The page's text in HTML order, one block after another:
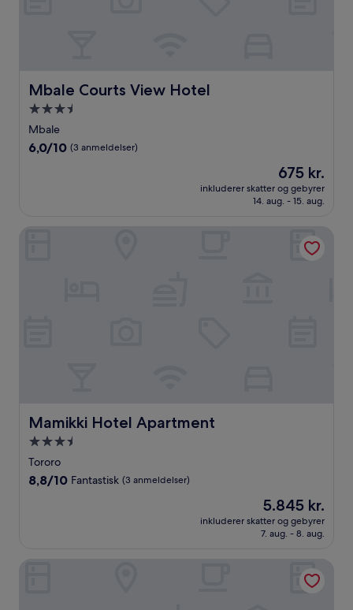
Mbale Courts View Hotel
Mbale Courts View Hotel
3.5-
stjernet
overnatningssted
Mbale
6.0
6,0/10 (3 anmeldelser)
Prisen
er
675 kr.
675 kr.
inkluderer skatter og gebyrer
14. aug. - 15. aug.
Mamikki Hotel Apartment
Mamikki Hotel Apartment
3.5-
stjernet
overnatningssted
Tororo
8.8
anmeldelser)
8,8/10 Fantastisk (3 anmeldelser)
Prisen
er
5.845 kr.
5.845 kr.
inkluderer skatter og gebyrer
7. aug. - 8. aug.